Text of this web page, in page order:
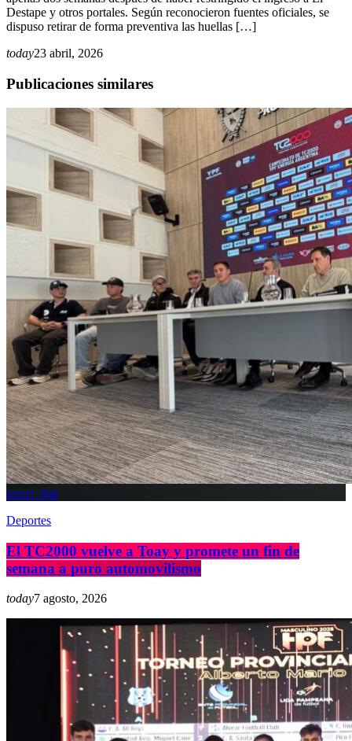
Destape y otros portales. Según reconocieron fuentes oficiales, se
dispuso retirar de forma preventiva las huellas […]
today23 abril, 2026
Publicaciones similares
insert_link
Deportes
El TC2000 vuelve a Toay y promete un fin de
semana a puro automovilismo
today7 agosto, 2026